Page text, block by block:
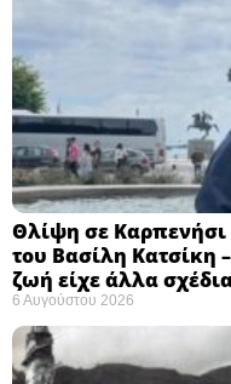
Θλίψη σε Καρπενήσι
του Βασίλη Κατσίκη
ζωή είχε άλλα
6 Αυγούστου 2026